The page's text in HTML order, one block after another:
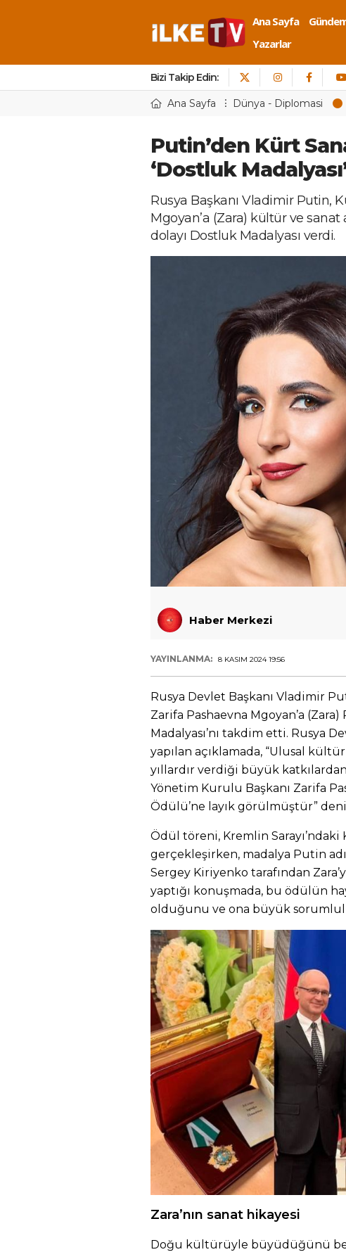
Ana Sayfa
Yazarlar
Bizi Takip Edin:
Ana Sayfa Dünya - Diplomasi
Putin’den Kürt
‘Dostluk
Rusya Başkanı Vladimir Putin,
Mgoyan’a (Zara) kültür ve sanat
dolayı Dostluk Madalyası verdi.
Haber Merkezi
YAYINLANMA: 8 KASIM 2024 19:56
Rusya Devlet Başkanı Vladimir
Zarifa Pashaevna Mgoyan’a (Zara)
Madalyası’nı takdim etti. Rusya
yapılan açıklamada, “Ulusal
yıllardır verdiği büyük
Yönetim Kurulu Başkanı Zarifa
Ödülü’ne layık görülmüştür”
Ödül töreni, Kremlin Sarayı’ndaki
gerçekleşirken, madalya Putin
Sergey Kiriyenko tarafından
yaptığı konuşmada, bu ödülün
olduğunu ve ona büyük
Zara’nın sanat hikayesi
Doğu kültürüyle büyüdüğünü